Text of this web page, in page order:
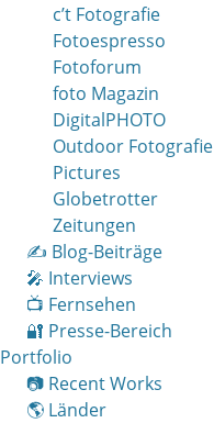
c’t Fotografie
Fotoespresso
Fotoforum
foto Magazin
DigitalPHOTO
Outdoor Fotografie
Pictures
Globetrotter
Zeitungen
✍️ Blog-Beiträge
🎤 Interviews
📺 Fernsehen
🔐 Presse-Bereich
Portfolio
📷 Recent Works
🌎 Länder